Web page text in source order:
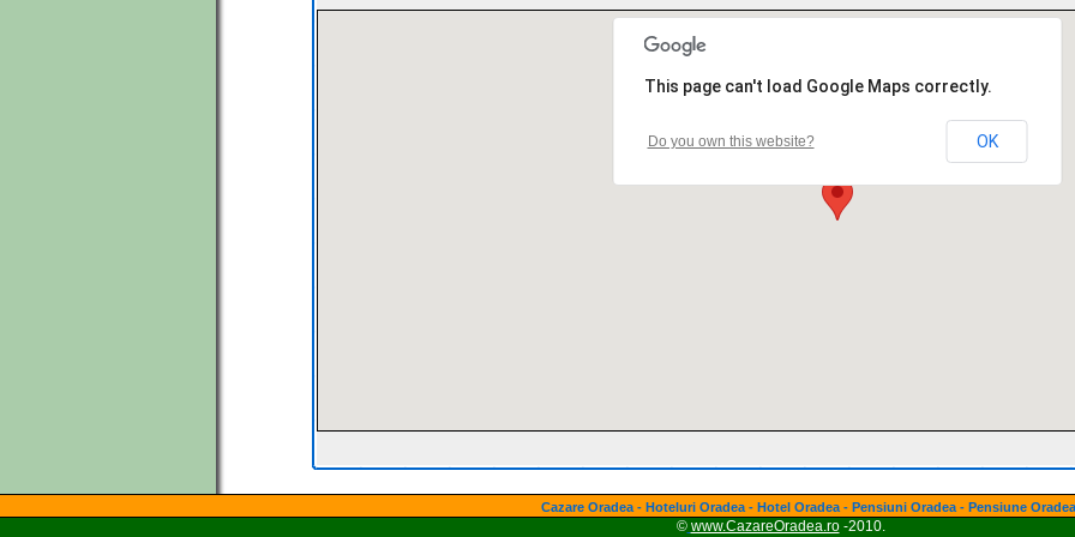
This page can't load Google Maps correctly.
Do you own this website? OK
Cazare Oradea - Hoteluri Oradea - Hotel Oradea - Pensiuni Oradea - Pensiune Oradea
© www.CazareOradea.ro-2010.